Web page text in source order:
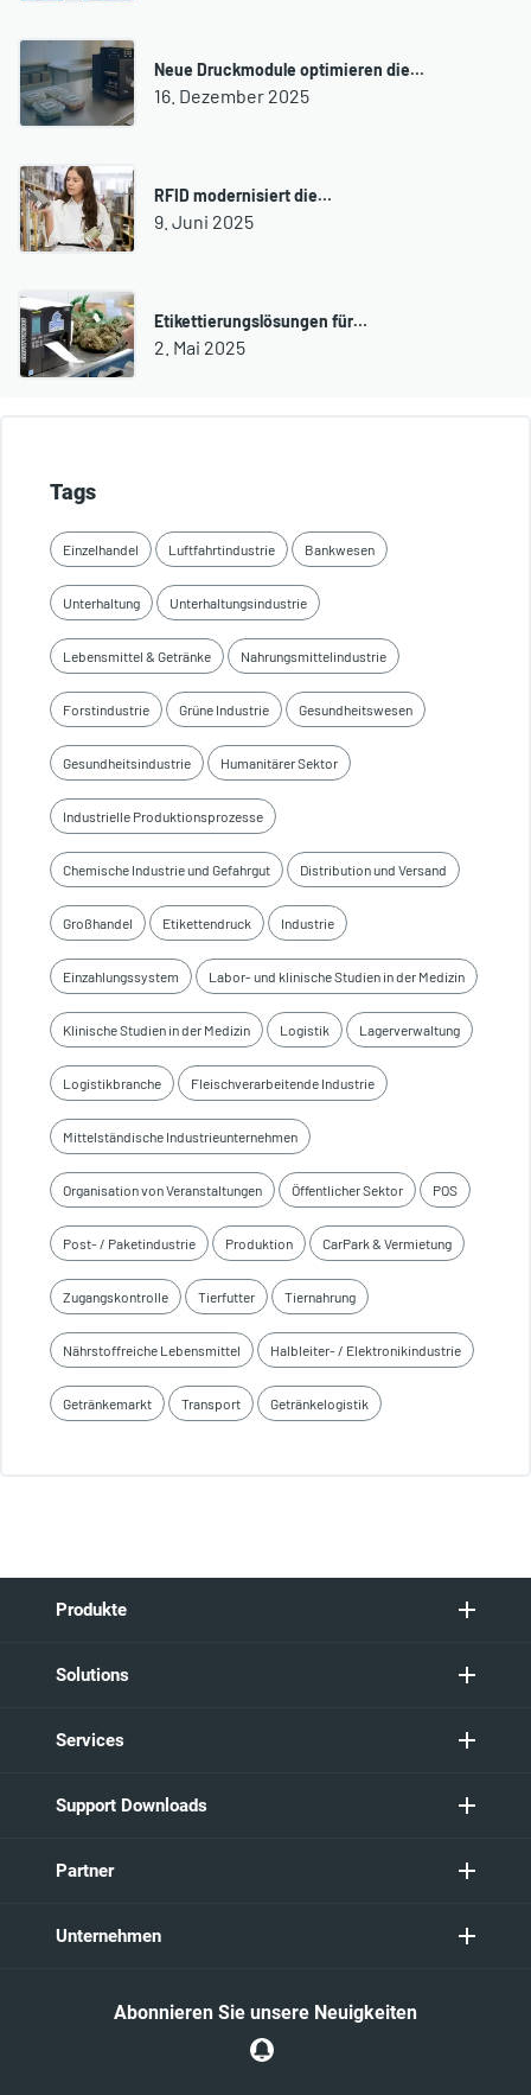
Neue Druckmodule optimieren die…
16. Dezember 2025
RFID modernisiert die…
9. Juni 2025
Etikettierungslösungen für…
2. Mai 2025
Tags
Einzelhandel Luftfahrtindustrie Bankwesen
Unterhaltung Unterhaltungsindustrie
Lebensmittel & Getränke Nahrungsmittelindustrie
Forstindustrie Grüne Industrie Gesundheitswesen
Gesundheitsindustrie Humanitärer Sektor
Industrielle Produktionsprozesse
Chemische Industrie und Gefahrgut Distribution und Versand
Großhandel Etikettendruck Industrie
Einzahlungssystem Labor- und klinische Studien in der Medizin
Klinische Studien in der Medizin Logistik Lagerverwaltung
Logistikbranche Fleischverarbeitende Industrie
Mittelständische Industrieunternehmen
Organisation von Veranstaltungen Öffentlicher Sektor POS
Post- / Paketindustrie Produktion CarPark & Vermietung
Zugangskontrolle Tierfutter Tiernahrung
Nährstoffreiche Lebensmittel Halbleiter- / Elektronikindustrie
Getränkemarkt Transport Getränkelogistik
Produkte
Solutions
Services
Support Downloads
Partner
Unternehmen
Abonnieren Sie unsere Neuigkeiten